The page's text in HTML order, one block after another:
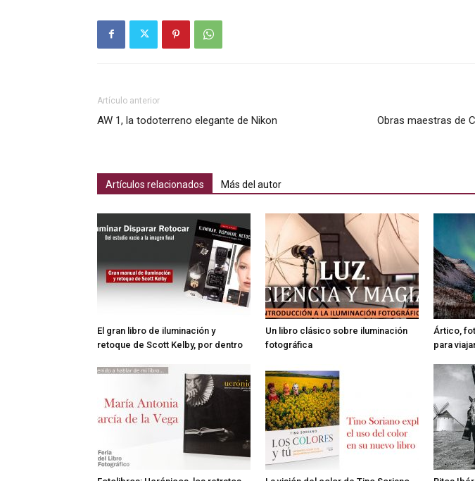
Artículo anterior
AW 1, la todoterreno elegante de Nikon
Obras maestras de
Artículos relacionados Más del autor
El gran libro de iluminación y
retoque de Scott Kelby, por dentro
Un libro clásico sobre iluminación
fotográfica
Ártico,
para